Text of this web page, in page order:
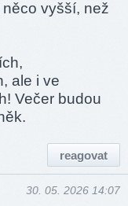
vyšší, než
ale i ve
Večer budou
reagovat
30. 05. 2026 14:07